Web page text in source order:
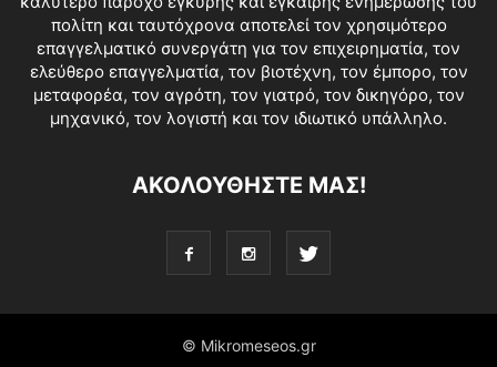
πολίτη και ταυτόχρονα αποτελεί τον χρησιμότερο
επαγγελματικό συνεργάτη για τον επιχειρηματία, τον
ελεύθερο επαγγελματία, τον βιοτέχνη, τον έμπορο, τον
μεταφορέα, τον αγρότη, τον γιατρό, τον δικηγόρο, τον
μηχανικό, τον λογιστή και τον ιδιωτικό υπάλληλο.
ΑΚΟΛΟΥΘΗΣΤΕ ΜΑΣ!
© Mikromeseos.gr